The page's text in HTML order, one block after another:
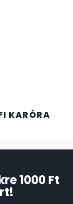
KARÓRA
1000 Ft